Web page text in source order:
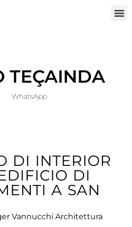
TEÇAINDA
WhatsApp
DI INTERIOR
DI
A SAN
Vannucchi Architettura